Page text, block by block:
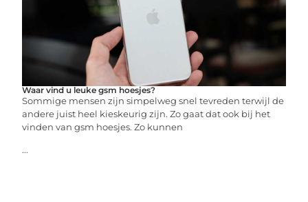
Waar vind u leuke gsm hoesjes?
Sommige mensen zijn simpelweg snel tevreden terwijl de
andere juist heel kieskeurig zijn. Zo gaat dat ook bij het
vinden van gsm hoesjes. Zo kunnen
...